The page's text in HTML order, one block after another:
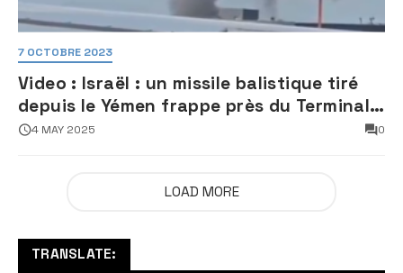
7 OCTOBRE 2023
Video : Israël : un missile balistique tiré
depuis le Yémen frappe près du Terminal
3 de l’aéroport Ben Gourion
4 MAY 2025 0
LOAD MORE
TRANSLATE: